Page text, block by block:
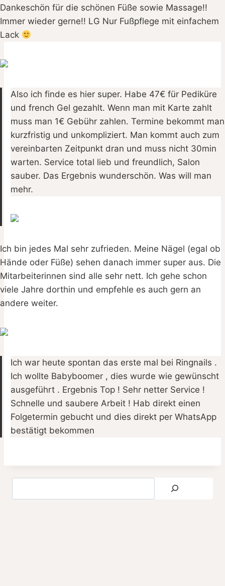
Dankeschön für die schönen Füße sowie Massage!!
Immer wieder gerne!! LG Nur Fußpflege mit einfachem
Lack
Also ich finde es hier super. Habe 47€ für Pediküre
und french Gel gezahlt. Wenn man mit Karte zahlt
muss man 1€ Gebühr zahlen. Termine bekommt man
kurzfristig und unkompliziert. Man kommt auch zum
vereinbarten Zeitpunkt dran und muss nicht 30min
warten. Service total lieb und freundlich, Salon
sauber. Das Ergebnis wunderschön. Was will man
mehr.
Ich bin jedes Mal sehr zufrieden. Meine Nägel (egal ob
Hände oder Füße) sehen danach immer super aus. Die
Mitarbeiterinnen sind alle sehr nett. Ich gehe schon
viele Jahre dorthin und empfehle es auch gern an
andere weiter.
Ich war heute spontan das erste mal bei Ringnails .
Ich wollte Babyboomer , dies wurde wie gewünscht
ausgeführt . Ergebnis Top ! Sehr netter Service !
Schnelle und saubere Arbeit ! Hab direkt einen
Folgetermin gebucht und dies direkt per WhatsApp
bestätigt bekommen